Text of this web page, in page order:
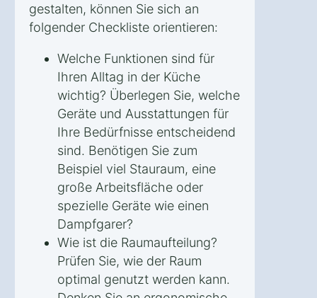
gestalten, können Sie sich an
folgender Checkliste orientieren:
Welche Funktionen sind für
Ihren Alltag in der Küche
wichtig? Überlegen Sie, welche
Geräte und Ausstattungen für
Ihre Bedürfnisse entscheidend
sind. Benötigen Sie zum
Beispiel viel Stauraum, eine
große Arbeitsfläche oder
spezielle Geräte wie einen
Dampfgarer?
Wie ist die Raumaufteilung?
Prüfen Sie, wie der Raum
optimal genutzt werden kann.